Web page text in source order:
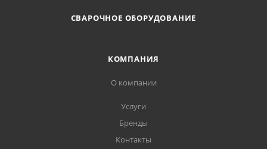
СВАРОЧНОЕ ОБОРУДОВАНИЕ
КОМПАНИЯ
О компании
Услуги
Бренды
Контакты